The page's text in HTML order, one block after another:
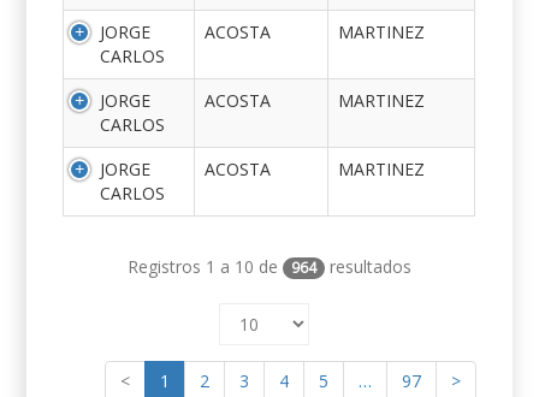
JORGE
CARLOS
ACOSTA MARTINEZ
JORGE
CARLOS
ACOSTA MARTINEZ
JORGE
CARLOS
ACOSTA MARTINEZ
Registros 1 a 10 de 964 resultados
< 1 2 3 4 5 … 97 >